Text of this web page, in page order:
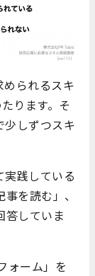
られるスキ
ります。そ
少しずつスキ
践している
を読む」、
答していま
ォーム」を